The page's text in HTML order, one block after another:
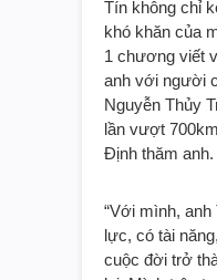
Tín không chỉ
khó khăn của
1 chương viết
anh với người
Nguyễn Thủy
lần vượt
Định thăm anh.
“Với mình,
lực, có tài
cuộc đời trở